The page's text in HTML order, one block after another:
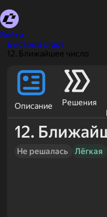
Войти
Быстрый старт
12. Ближайшее число
Описание
Решения
12.
Не решалась Лёгкая